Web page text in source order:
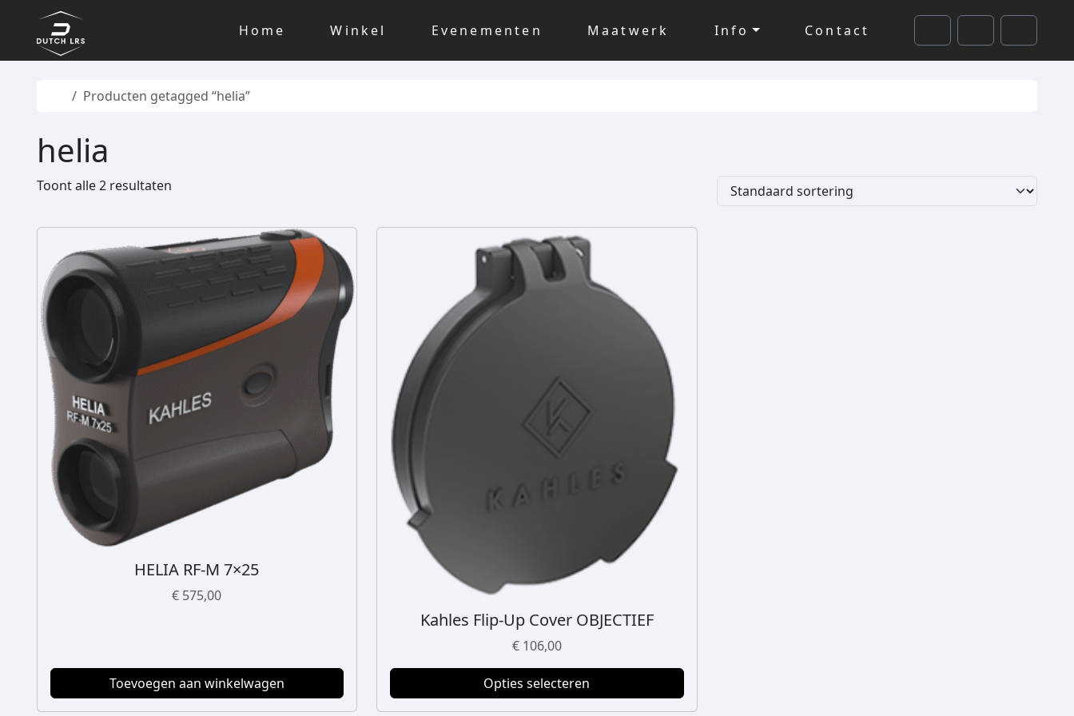
Skip to content
Skip to footer
Home
Winkel Evenementen Maatwerk Info
Contact
SearchAccountCart
Home
Producten getagged “helia”
helia
Toont alle 2 resultaten
HELIA RF-M 7×25
€ 575,00
Toevoegen aan winkelwagen
Kahles Flip-Up Cover OBJECTIEF
€106,00
Opties selecteren
p
r